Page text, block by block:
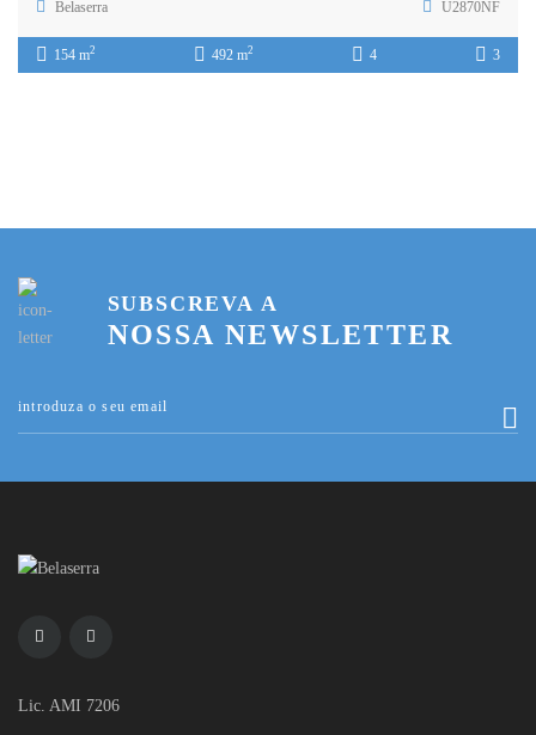
Belaserra
U2870NF
154 m2 492 m2 4 3
SUBSCREVA A
NOSSA NEWSLETTER
Lic. AMI 7206